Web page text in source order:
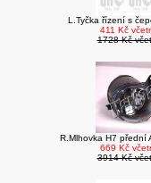
L.Tyčka řízení s
411 Kč
1728 Kč
R.Mlhovka H7 přední
669 Kč
3914 Kč